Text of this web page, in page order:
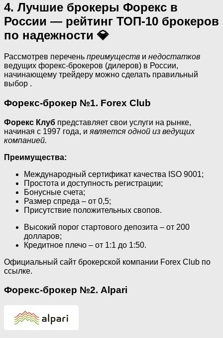
4. Лучшие брокеры Форекс в
России — рейтинг ТОП-10 брокеров
по надежности 💎
Рассмотрев перечень преимуществ и недостатков
ведущих форекс-брокеров (дилеров) в России,
начинающему трейдеру можно сделать правильный
выбор .
Форекс-брокер №1. Forex Club
Форекс Клуб представляет свои услуги на рынке,
начиная с 1997 года, и является одной из ведущих
компанией.
Преимущества:
Международный сертификат качества ISO 9001;
Простота и доступность регистрации;
Бонусные счета;
Размер спреда – от 0,5;
Присутствие положительных свопов.
Высокий порог стартового депозита – от 200
долларов;
Кредитное плечо – от 1:1 до 1:50.
Официальный сайт брокерской компании Forex Club по
ссылке.
Форекс-брокер №2. Alpari